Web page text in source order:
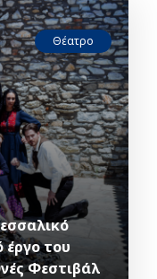
Θέατρο
έργο του
Φεστιβάλ